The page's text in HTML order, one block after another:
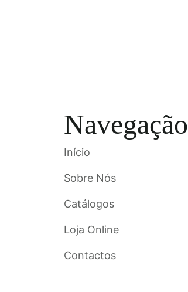
Navegação
Início
Sobre Nós
Catálogos
Loja Online
Contactos